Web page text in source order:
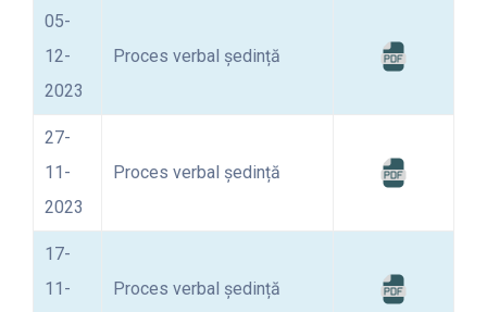
05-
12-
2023
Proces verbal ședință
27-
11-
2023
Proces verbal ședință
17-
11-
Proces verbal ședință